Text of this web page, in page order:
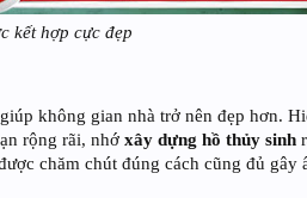
kết hợp cực đẹp
không gian nhà trở nên đẹp hơn.
rộng rãi, nhớxây dựng hồ thủy sinh
chăm chút đúng cách cũng đủ